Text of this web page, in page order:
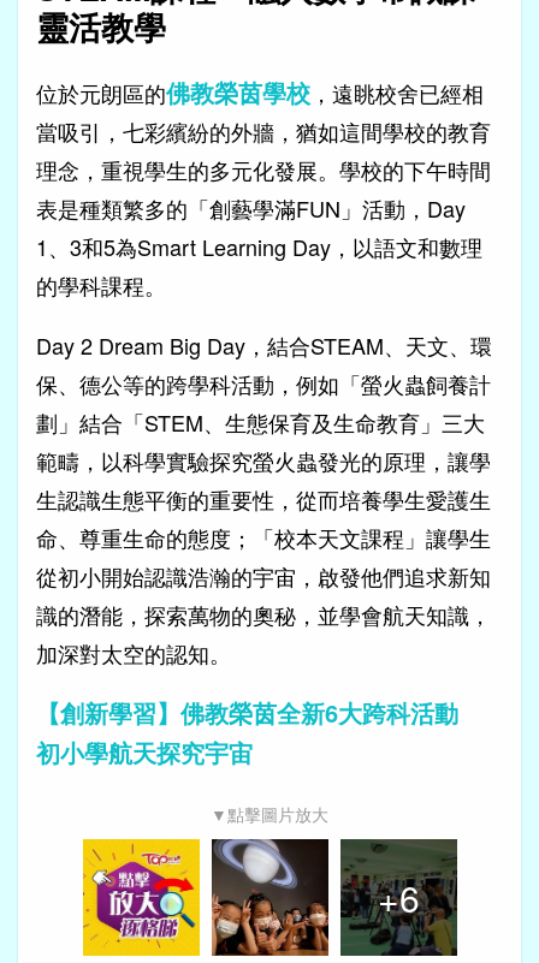
靈活教學
位於元朗區的佛教榮茵學校 ，遠眺校舍已經相
當吸引，七彩繽紛的外牆，猶如這間學校的教育
理念，重視學生的多元化發展。學校的下午時間
表是種類繁多的「創藝學滿FUN」活動，Day
1、3和5為Smart Learning Day，以語文和數理
的學科課程。
Day 2 Dream Big Day，結合STEAM、天文、環
保、德公等的跨學科活動，例如「螢火蟲飼養計
劃」結合「STEM、生態保育及生命教育」三大
範疇，以科學實驗探究螢火蟲發光的原理，讓學
生認識生態平衡的重要性，從而培養學生愛護生
命、尊重生命的態度；「校本天文課程」讓學生
從初小開始認識浩瀚的宇宙，啟發他們追求新知
識的潛能，探索萬物的奧秘，並學會航天知識，
加深對太空的認知。
【創新學習】佛教榮茵全新6大跨科活動
初小學航天探究宇宙
▼點擊圖片放大
+6